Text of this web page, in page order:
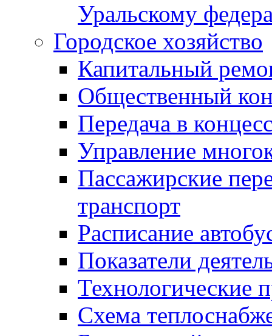
Уральскому
Городское хозяйство
Капитальный
Общественный
Передача в
Управление
Пассажирские
транспорт
Расписание
Показатели
Технологические
Схема